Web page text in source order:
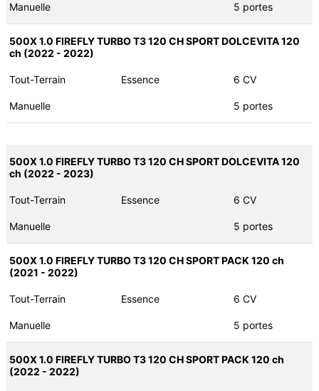
Manuelle 5 portes
500X 1.0 FIREFLY TURBO T3 120 CH SPORT DOLCEVITA 120
ch (2022 - 2022)
Tout-Terrain Essence 6 CV
Manuelle 5 portes
500X 1.0 FIREFLY TURBO T3 120 CH SPORT DOLCEVITA 120
ch (2022 - 2023)
Tout-Terrain Essence 6 CV
Manuelle 5 portes
500X 1.0 FIREFLY TURBO T3 120 CH SPORT PACK 120 ch
(2021 - 2022)
Tout-Terrain Essence 6 CV
Manuelle 5 portes
500X 1.0 FIREFLY TURBO T3 120 CH SPORT PACK 120 ch
(2022 - 2022)